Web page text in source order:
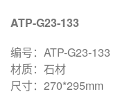
ATP-G23-133
编号：ATP-G23-133
材质：石材
尺寸：270*295mm